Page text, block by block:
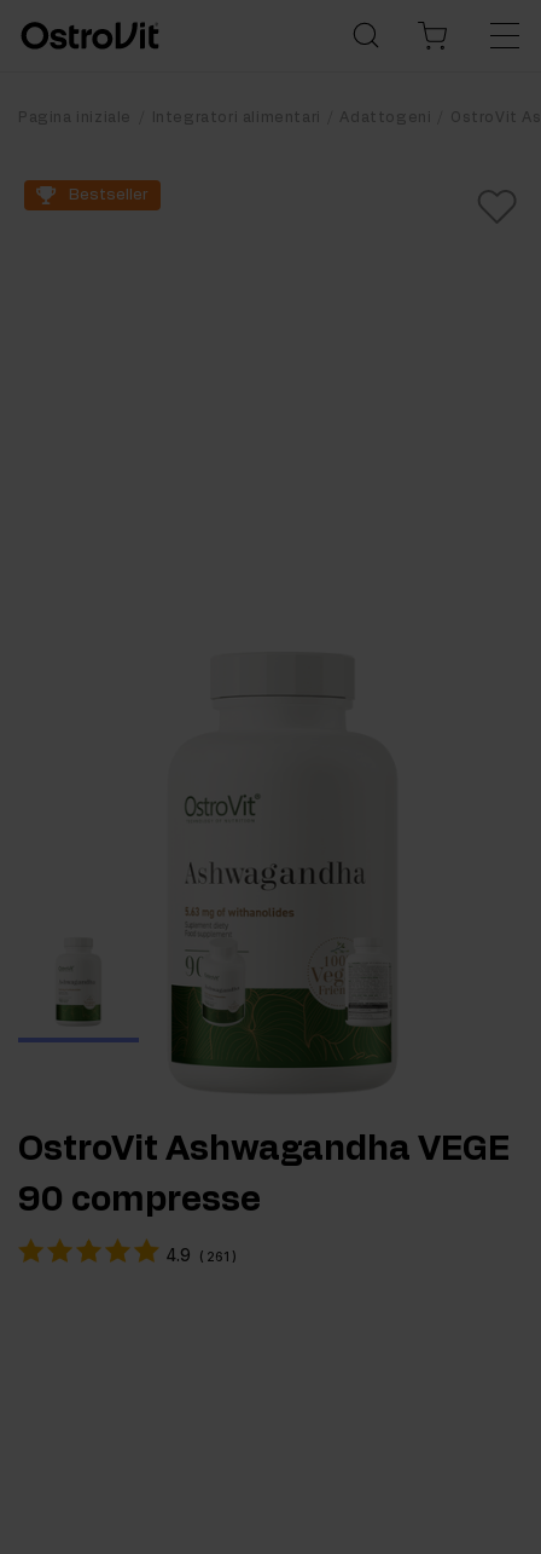
Pagina iniziale Integratori alimentari Adattogeni OstroVit
Bestseller
OstroVit Ashwagandha VEGE
90 compresse
4.9 ( 261 )